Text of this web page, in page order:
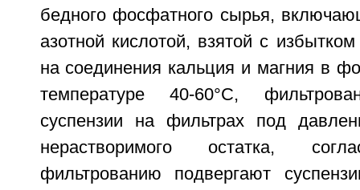
бедного фосфатного сырья,
азотной кислотой, взятой с
на соединения кальция и магния в
температуре 40-60°С,
суспензии на фильтрах под
нерастворимого остатка,
фильтрованию подвергают